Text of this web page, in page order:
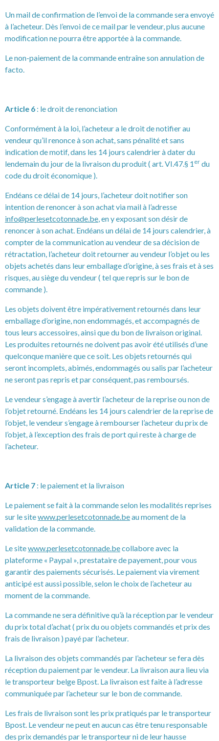
Un mail de confirmation de l’envoi de la commande sera envoyé
à l’acheteur. Dès l’envoi de ce mail par le vendeur, plus aucune
modification ne pourra être apportée à la commande.
Le non-paiement de la commande entraîne son annulation de
facto.
Article 6 : le droit de renonciation
Conformément à la loi, l’acheteur a le droit de notifier au
vendeur qu’il renonce à son achat, sans pénalité et sans
indication de motif, dans les 14 jours calendrier à dater du
lendemain du jour de la livraison du produit ( art. VI.47.§ 1 er du
code du droit économique ).
Endéans ce délai de 14 jours, l’acheteur doit notifier son
intention de renoncer à son achat via mail à l’adresse
info@perlesetcotonnade.be, en y exposant son désir de
renoncer à son achat. Endéans un délai de 14 jours calendrier, à
compter de la communication au vendeur de sa décision de
rétractation, l’acheteur doit retourner au vendeur l’objet ou les
objets achetés dans leur emballage d’origine, à ses frais et à ses
risques, au siège du vendeur ( tel que repris sur le bon de
commande ).
Les objets doivent être impérativement retournés dans leur
emballage d’origine, non endommagés, et accompagnés de
tous leurs accessoires, ainsi que du bon de livraison original.
Les produites retournés ne doivent pas avoir été utilisés d’une
quelconque manière que ce soit. Les objets retournés qui
seront incomplets, abimés, endommagés ou salis par l’acheteur
ne seront pas repris et par conséquent, pas remboursés.
Le vendeur s’engage à avertir l’acheteur de la reprise ou non de
l’objet retourné. Endéans les 14 jours calendrier de la reprise de
l’objet, le vendeur s’engage à rembourser l’acheteur du prix de
l’objet, à l’exception des frais de port qui reste à charge de
l’acheteur.
Article 7 : le paiement et la livraison
Le paiement se fait à la commande selon les modalités reprises
sur le sitewww.perlesetcotonnade.beau moment de la
validation de la commande.
Le sitewww.perlesetcotonnade.becollabore avec la
plateforme « Paypal », prestataire de payement, pour vous
garantir des paiements sécurisés. Le paiement via virement
anticipé est aussi possible, selon le choix de l’acheteur au
moment de la commande.
La commande ne sera définitive qu’à la réception par le vendeur
du prix total d’achat ( prix du ou objets commandés et prix des
frais de livraison ) payé par l’acheteur.
La livraison des objets commandés par l’acheteur se fera dès
réception du paiement par le vendeur. La livraison aura lieu via
le transporteur belge Bpost. La livraison est faite à l’adresse
communiquée par l’acheteur sur le bon de commande.
Les frais de livraison sont les prix pratiqués par le transporteur
Bpost. Le vendeur ne peut en aucun cas être tenu responsable
des prix demandés par le transporteur ni de leur hausse